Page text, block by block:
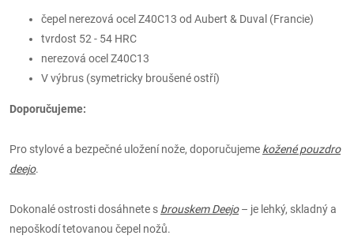
čepel nerezová ocel Z40C13 od Aubert & Duval (Francie)
tvrdost 52 - 54 HRC
nerezová ocel Z40C13
V výbrus (symetricky broušené ostří)
Doporučujeme:
Pro stylové a bezpečné uložení nože, doporučujeme kožené pouzdro
deejo.
Dokonalé ostrosti dosáhnete s brouskem Deejo– je lehký, skladný a
nepoškodí tetovanou čepel nožů.